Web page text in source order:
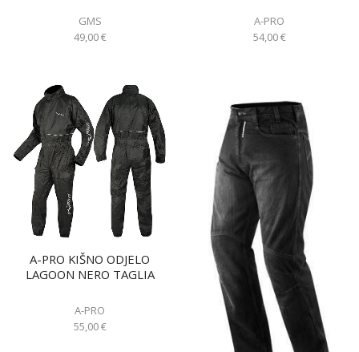
GMS
49,00€
A-PRO
54,00€
A-PRO KIŠNO ODJELO
LAGOON NERO TAGLIA
A-PRO
55,00€